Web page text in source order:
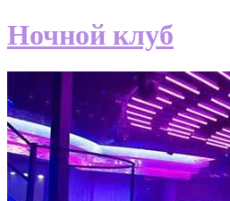
Ночной клуб